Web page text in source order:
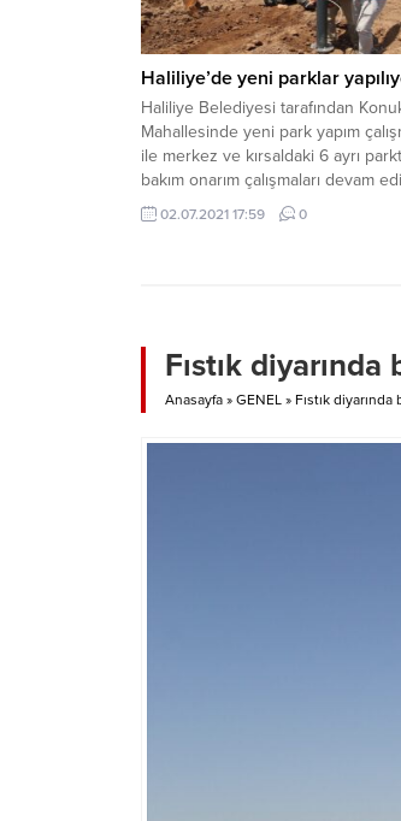
Haliliye’de yeni parklar
Haliliye Belediyesi tarafından
Mahallesinde yeni park yapım
ile merkez ve kırsaldaki 6 ayrı
bakım onarım çalışmaları devam
02.07.2021 17:59 0
Fıstık diyarında
Anasayfa » GENEL » Fıstık diyarında